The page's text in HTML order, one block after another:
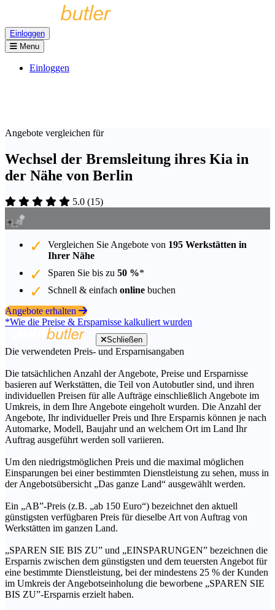
Einloggen
Menu
Einloggen
Angebote vergleichen für
Wechsel der Bremsleitung ihres Kia in
der Nähe von Berlin
5.0 (15)
Vergleichen Sie Angebote von 195 Werkstätten in
Ihrer Nähe
Sparen Sie bis zu 50 %*
Schnell & einfach online buchen
Angebote erhalten
*Wie die Preise & Ersparnisse kalkuliert wurden
Schließen
Die verwendeten Preis- und Ersparnisangaben
Die tatsächlichen Anzahl der Angebote, Preise und Ersparnisse
basieren auf Werkstätten, die Teil von Autobutler sind, und ihren
individuellen Preisen für alle Aufträge einschließlich Angebote im
Umkreis, in dem Ihre Angebote eingeholt wurden. Die Anzahl der
Angebote, Ihr individueller Preis und Ihre Ersparnis können je nach
Automarke, Modell, Baujahr und an welchem Ort im Land Ihr
Auftrag ausgeführt werden soll variieren.
Um den niedrigstmöglichen Preis und die maximal möglichen
Einsparungen bei einer bestimmten Dienstleistung zu sehen, muss in
der Angebotsübersicht „Das ganze Land“ ausgewählt werden.
Ein „AB”-Preis (z.B. „ab 150 Euro“) bezeichnet den aktuell
günstigsten verfügbaren Preis für dieselbe Art von Auftrag von
Werkstätten im ganzen Land.
„SPAREN SIE BIS ZU” und „EINSPARUNGEN” bezeichnen die
Ersparnis zwischen dem günstigsten und dem teuersten Angebot für
eine bestimmte Dienstleistung, bei der mindestens 25 % der Kunden
im Umkreis der Angebotseinholung die beworbene „SPAREN SIE
BIS ZU”-Ersparnis erzielt haben.